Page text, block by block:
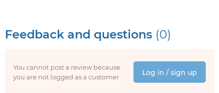
Feedback and questions (0)
You cannot post a review because
you are not logged as a customer
Log in / sign up